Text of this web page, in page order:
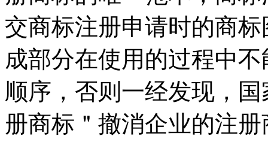
交商标注册申请时的商
成部分在使用的过程中
顺序，否则一经发现，
册商标＂撤消企业的注